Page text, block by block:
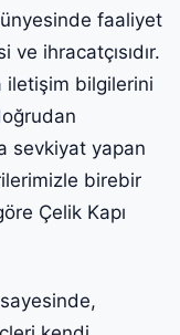
faaliyet
ihracatçısıdır.
iletişim bilgilerini
sevkiyat yapan
birebir
Çelik Kapı